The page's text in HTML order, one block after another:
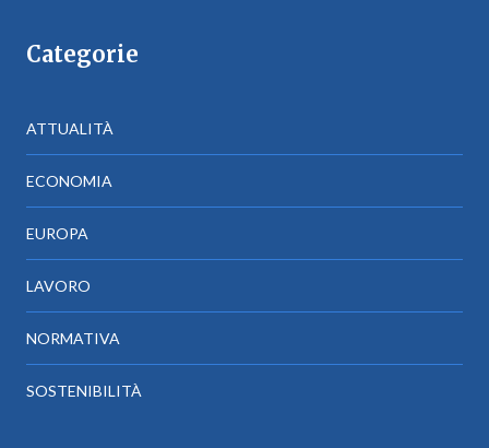
Categorie
ATTUALITÀ
ECONOMIA
EUROPA
LAVORO
NORMATIVA
SOSTENIBILITÀ